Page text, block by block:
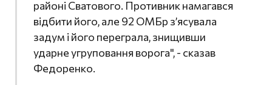
районі Сватового. Противник намагався
відбити його, але 92 ОМБр з’ясувала
задум і його переграла, знищивши
ударне угруповання ворога", - сказав
Федоренко.